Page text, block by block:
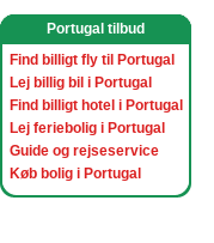
Portugal tilbud
Find billigt fly til Portugal
Lej billig bil i Portugal
Find billigt hotel i Portugal
Lej feriebolig i Portugal
Guide og rejseservice
Køb bolig i Portugal